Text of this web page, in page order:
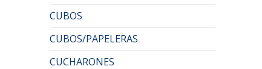
CUBOS
CUBOS/PAPELERAS
CUCHARONES